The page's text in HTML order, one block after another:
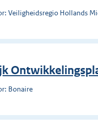
Veiligheidsregio Hollands
Bonaire